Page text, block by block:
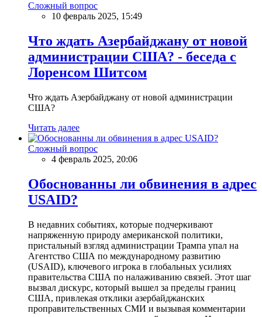
Сложный вопрос
10 февраль 2025, 15:49
Что ждать Азербайджану от новой
администрации США? - беседа с
Лоренсом Шитсом
Что ждать Азербайджану от новой администрации
США?
Читать далее
Сложный вопрос
4 февраль 2025, 20:06
Обоснованны ли обвинения в адрес
USAID?
В недавних событиях, которые подчеркивают
напряженную природу американской политики,
пристальный взгляд администрации Трампа упал на
Агентство США по международному развитию
(USAID), ключевого игрока в глобальных усилиях
правительства США по налаживанию связей. Этот шаг
вызвал дискурс, который вышел за пределы границ
США, привлекая отклики азербайджанских
проправительственных СМИ и вызывая комментарии